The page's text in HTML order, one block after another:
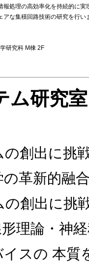
処理の高効率化を持続的に
アな集積回路技術の研究を行い
研究科 M棟 2F
ム研究室
の創出に挑
革新的融
創出に挑
理論・神
スの 本質